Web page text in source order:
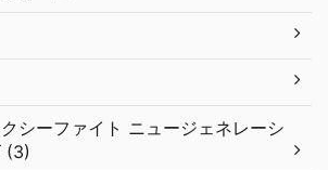
シーファイト ニュージェネレーシ
(3)